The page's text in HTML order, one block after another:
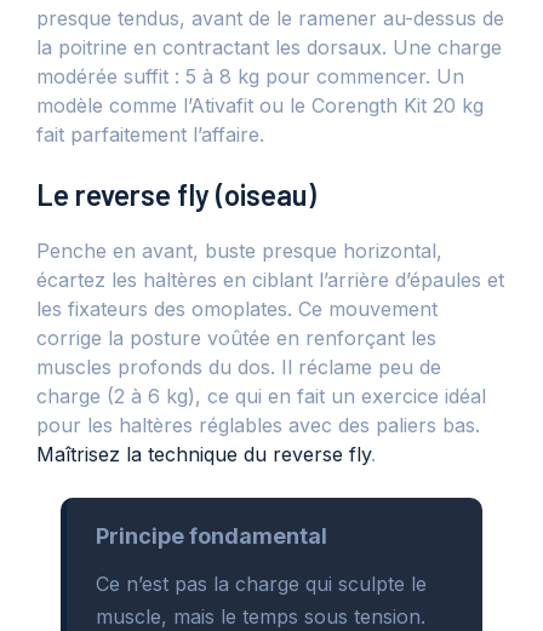
presque tendus, avant de le ramener au-dessus de
la poitrine en contractant les dorsaux. Une charge
modérée suffit : 5 à 8 kg pour commencer. Un
modèle comme l’Ativafit ou le Corength Kit 20 kg
fait parfaitement l’affaire.
Le reverse fly (oiseau)
Penche en avant, buste presque horizontal,
écartez les haltères en ciblant l’arrière d’épaules et
les fixateurs des omoplates. Ce mouvement
corrige la posture voûtée en renforçant les
muscles profonds du dos. Il réclame peu de
charge (2 à 6 kg), ce qui en fait un exercice idéal
pour les haltères réglables avec des paliers bas.
Maîtrisez la technique du reverse fly.
Principe fondamental
Ce n’est pas la charge qui sculpte le
muscle, mais le temps sous tension.